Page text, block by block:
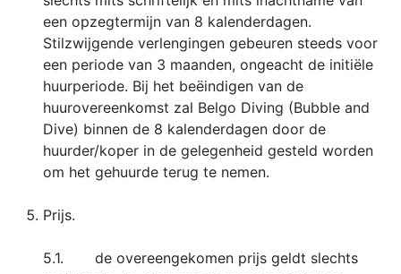
een opzegtermijn van 8 kalenderdagen.
Stilzwijgende verlengingen gebeuren steeds voor
een periode van 3 maanden, ongeacht de initiële
huurperiode. Bij het beëindigen van de
huurovereenkomst zal Belgo Diving (Bubble and
Dive) binnen de 8 kalenderdagen door de
huurder/koper in de gelegenheid gesteld worden
om het gehuurde terug te nemen.
Prijs.
5.1. de overeengekomen prijs geldt slechts